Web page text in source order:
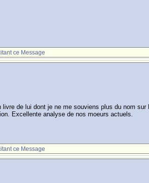
ce Message
de lui dont je ne me souviens plus du nom
Excellente analyse de nos moeurs actuels.
ce Message